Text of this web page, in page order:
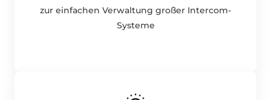
zur einfachen Verwaltung großer Intercom-
Systeme